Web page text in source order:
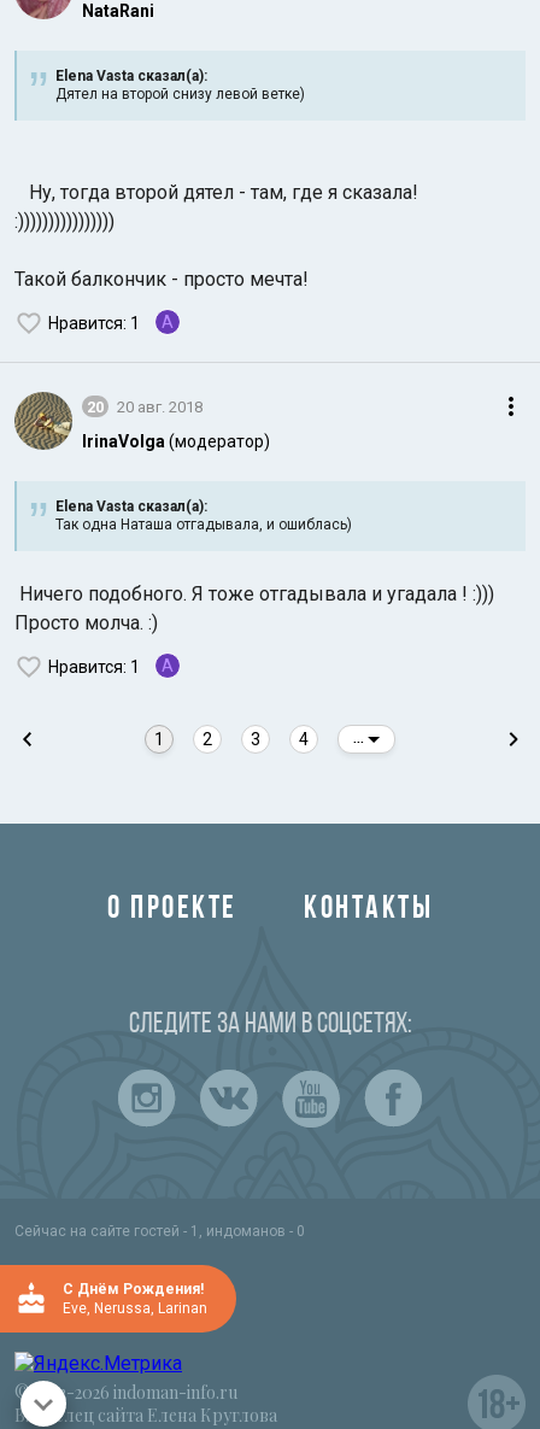
NataRani
Elena Vasta сказал(а):
Дятел на второй снизу левой ветке)
Ну, тогда второй дятел - там, где я сказала!
:))))))))))))))))
Такой балкончик - просто мечта!
Нравится: 1 A
20 20 авг. 2018
IrinaVolga (модератор)
Elena Vasta сказал(а):
Так одна Наташа отгадывала, и ошиблась)
Ничего подобного. Я тоже отгадывала и угадала ! :)))
Просто молча. :)
Нравится: 1 A
1 2 3 4
О ПРОЕКТЕ КОНТАКТЫ
Следите за нами в соцсетях:
Сейчас на сайте гостей - 1, индоманов - 0
C Днём Рождения!
Eve, Nerussa, Larinan
© 2012-2026 indoman-info.ru
Владелец сайта Елена Круглова